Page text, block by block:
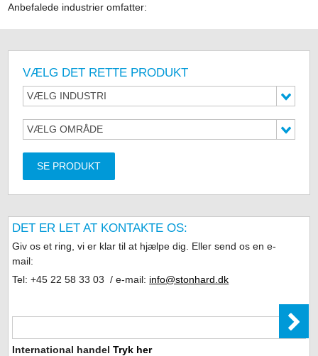
Anbefalede industrier omfatter:
VÆLG DET RETTE PRODUKT
VÆLG INDUSTRI
VÆLG OMRÅDE
SE PRODUKT
DET ER LET AT KONTAKTE OS:
Giv os et ring, vi er klar til at hjælpe dig. Eller send os en e-
mail:
Tel: +45 22 58 33 03 / e-mail: info@stonhard.dk
International handelTryk her